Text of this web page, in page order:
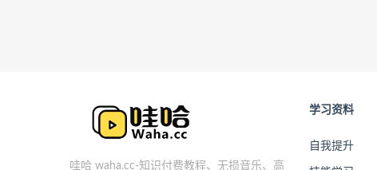
哇哈 waha.cc-知识付费教程、无损音乐、高
学习资料
自我提升